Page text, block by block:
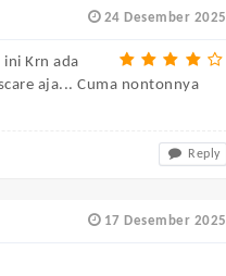
24 Desember 2025
Krn ada
aja... Cuma nontonnya
Reply
17 Desember 2025